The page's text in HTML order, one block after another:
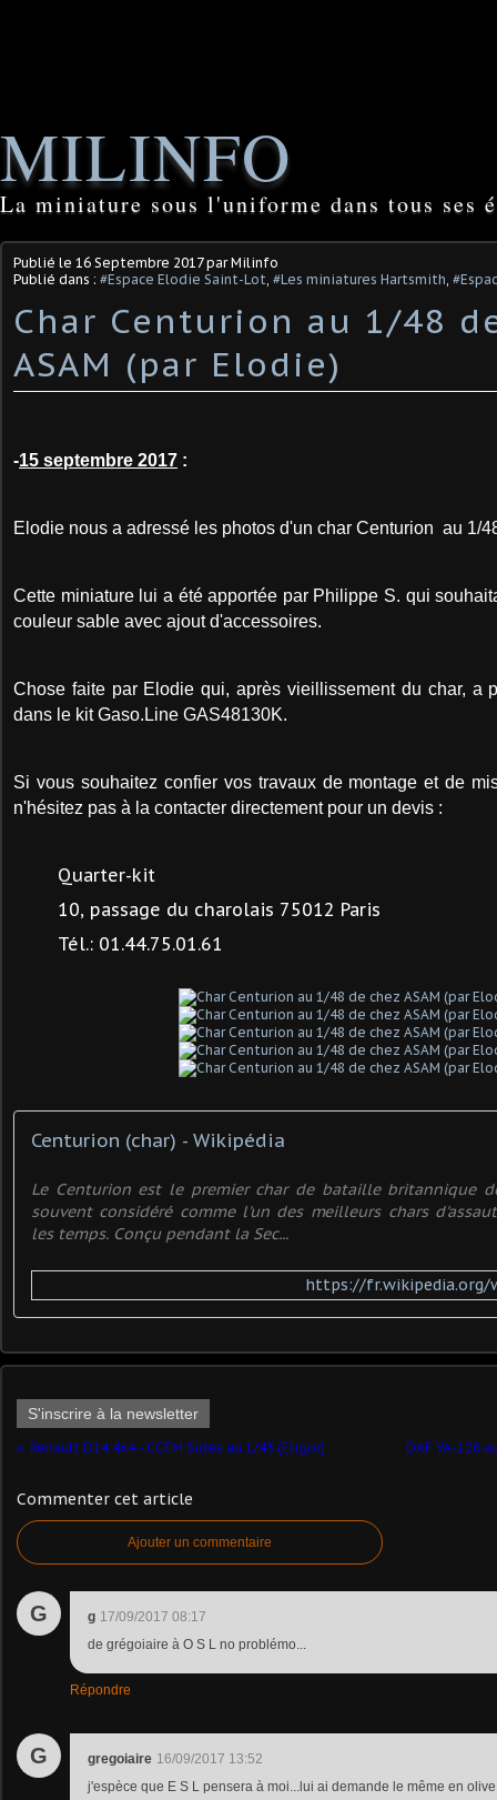
MILINFO
La miniature sous l'uniforme dans tous ses
Publié le 16 Septembre 2017par Milinfo
Publié dans : #Espace Elodie Saint-Lot, #Les miniatures Hartsmith,
Char Centurion au 1/48
ASAM (par Elodie)
-15 septembre 2017 :
Elodie nous a adressé les photos d'un char Centurion au 1/
Cette miniature lui a été apportée par Philippe S. qui
couleur sable avec ajout d'accessoires.
Chose faite par Elodie qui, après vieillissement du char, a
dans le kit Gaso.Line GAS48130K.
Si vous souhaitez confier vos travaux de montage et de
n'hésitez pas à la contacter directement pour un devis :
Quarter-kit
10, passage du charolais 75012 Paris
Tél.: 01.44.75.01.61
Centurion (char) - Wikipédia
Le Centurion est le premier char de bataille britannique
souvent considéré comme l'un des meilleurs chars
les temps. Conçu pendant la Sec...
https://fr.wikipedia.org/
S'inscrire à la newsletter
Renault D14 4x4 - CCFM Sides au 1/43 (Eligor) DAF YA-126
Commenter cet article
Ajouter un commentaire
G g 17/09/2017 08:17
de grégoiaire à O S L no problémo...
Répondre
G gregoiaire 16/09/2017 13:52
j'espèce que E S L pensera à moi...lui ai demande le même en